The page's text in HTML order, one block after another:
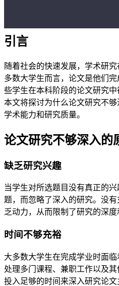
引言
随着社会的快速发展，学术研
多数大学生而言，论文是他们
些学生在本科阶段的论文研究中
本文将探讨为什么论文研究不
学术能力和研究质量。
论文研究不够深入的
缺乏研究兴趣
当学生对所选题目没有真正的
题，而忽略了深入的研究。没
乏动力，从而限制了研究的深度
时间不够充裕
大多数大学生在完成学业时面
处理多门课程、兼职工作以及
投入足够的时间来深入研究论